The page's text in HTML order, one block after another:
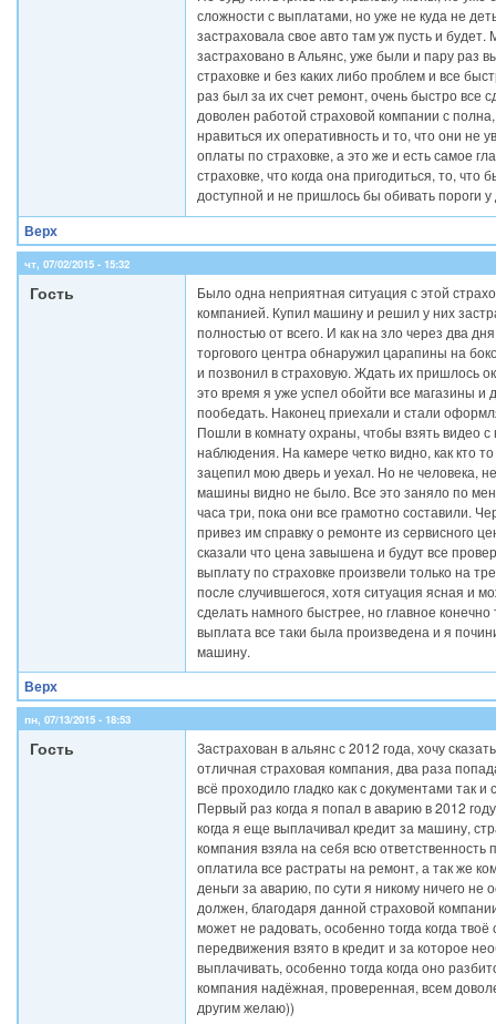
сложности с выплатами, но уже не куда не
застраховала свое авто там уж пусть и будет.
застраховано в Альянс, уже были и пару раз
страховке и без каких либо проблем и все
раз был за их счет ремонт, очень быстро все
доволен работой страховой компании с
нравиться их оперативность и то, что они не
оплаты по страховке, а это же и есть самое
страховке, что когда она пригодиться, то, что
доступной и не пришлось бы обивать пороги у
Верх
чт, 07/02/2015 - 15:32
Гость
Было одна неприятная ситуация с этой
компанией. Купил машину и решил у них
полностью от всего. И как на зло через два
торгового центра обнаружил царапины на
и позвонил в страховую. Ждать их пришлось
это время я уже успел обойти все магазины и
пообедать. Наконец приехали и стали
Пошли в комнату охраны, чтобы взять видео с
наблюдения. На камере четко видно, как кто
зацепил мою дверь и уехал. Но не человека,
машины видно не было. Все это заняло по
часа три, пока они все грамотно составили.
привез им справку о ремонте из сервисного
сказали что цена завышена и будут все
выплату по страховке произвели только на
после случившегося, хотя ситуация ясная и
сделать намного быстрее, но главное конечно
выплата все таки была произведена и я
машину.
Верх
пн, 07/13/2015 - 18:53
Гость
Застрахован в альянс с 2012 года, хочу
отличная страховая компания, два раза
всё проходило гладко как с документами так и
Первый раз когда я попал в аварию в 2012
когда я еще выплачивал кредит за машину,
компания взяла на себя всю ответственность
оплатила все растраты на ремонт, а так же
деньги за аварию, по сути я никому ничего не
должен, благодаря данной страховой
может не радовать, особенно тогда когда твоё
передвижения взято в кредит и за которое
выплачивать, особенно тогда когда оно
компания надёжная, проверенная, всем
другим желаю))